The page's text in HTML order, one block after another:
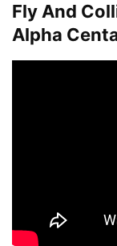
Fly And
Alpha